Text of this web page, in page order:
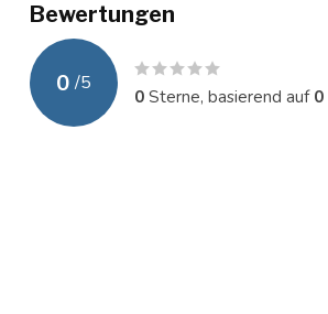
Bewertungen
0 /5
0Sterne, basierend auf0